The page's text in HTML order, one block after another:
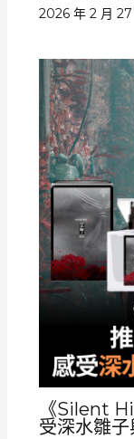
2026 年 2 月 27
《Silent
受深水雛